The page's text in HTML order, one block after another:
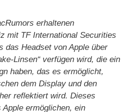
erhaltenen
mit TF International Securities
das Headset von Apple über
Linsen“ verfügen wird, die ein
haben, das es ermöglicht,
dem Display und den
reflektiert wird. Dieses
Apple ermöglichen, ein